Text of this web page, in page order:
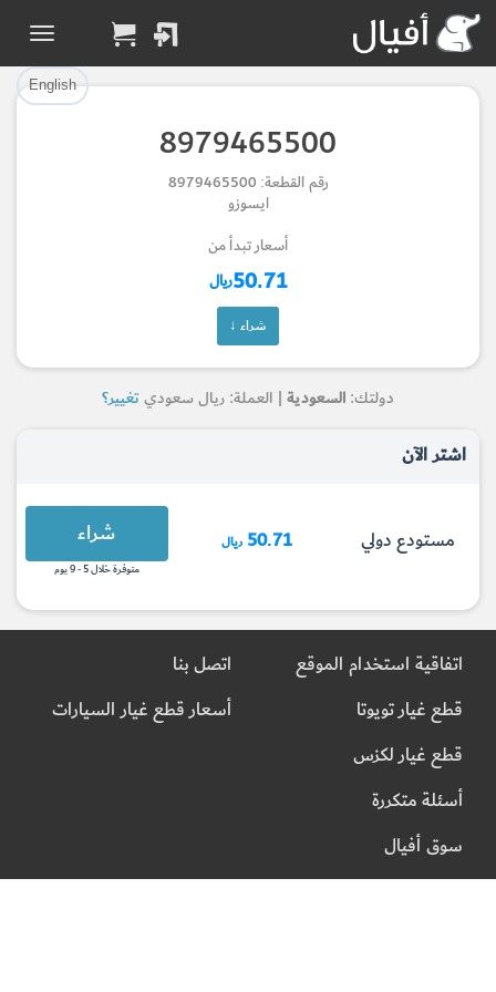
English
8979465500
رقم القطعة: 8979465500
ايسوزو
أسعار تبدأ من
50.71ريال
شراء ↓
دولتك: السعودية | العملة: ريال سعوديتغيير؟
اشتر الآن
مستودع دولي 50.71 ريال شراء
متوفرة خلال 5 - 9 يوم
تم إضافة القطعة بنجاح.
الرجوع لصفحة البحث
Part Successfully
Selected
Return to Search Page
تم إضافة القطعة للسلة بنجاح.
إتمام عملية الشراء
Part Added to Cart
Checkout
اتفاقية استخدام الموقع
قطع غيار تويوتا
قطع غيار لكزس
أسئلة متكررة
سوق أفيال
اتصل بنا
أسعار قطع غيار السيارات